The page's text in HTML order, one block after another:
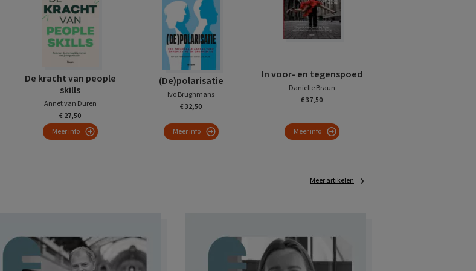
De kracht van people
skills
Annet van Duren
€ 27,50
Meer info
(De)polarisatie
Ivo Brughmans
€ 32,50
Meer info
In voor- en tegenspoed
Danielle Braun
€ 37,50
Meer info
Meer artikelen